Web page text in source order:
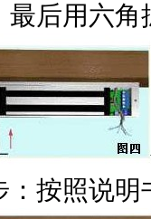
最后用六
：按照说明